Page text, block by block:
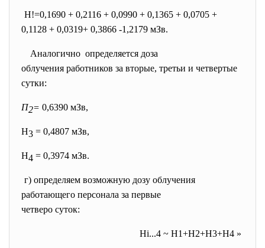
Н!=0,1690 + 0,2116 + 0,0990 + 0,1365 + 0,0705 +
0,1128 + 0,0319+ 0,3866 -1,2179 мЗв.
Аналогично определяется доза
облучения работников за вторые, третьи и четвертые
сутки:
П2= 0,6390 мЗв,
Н3 = 0,4807 мЗв,
Н4 = 0,3974 мЗв.
г) определяем возможную дозу облучения
работающего персонала за первые
четверо суток:
Hi...4 ~ H1+H2+H3+H4 »